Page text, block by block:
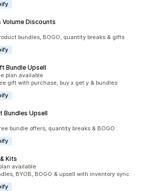
Volume Discounts
bundles, BOGO, quantity breaks & gifts
Bundle Upsell
plan available
gift with purchase, buy x get y & bundles
Bundles Upsell
bundle offers, quantity breaks & BOGO
Kits
available
BYOB, BOGO & upsell with inventory sync